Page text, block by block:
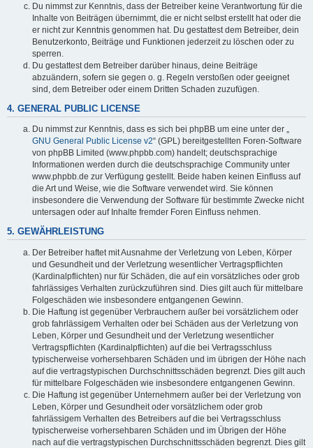
Du nimmst zur Kenntnis, dass der Betreiber keine Verantwortung für die
Inhalte von Beiträgen übernimmt, die er nicht selbst erstellt hat oder die
er nicht zur Kenntnis genommen hat. Du gestattest dem Betreiber, dein
Benutzerkonto, Beiträge und Funktionen jederzeit zu löschen oder zu
sperren.
Du gestattest dem Betreiber darüber hinaus, deine Beiträge
abzuändern, sofern sie gegen o. g. Regeln verstoßen oder geeignet
sind, dem Betreiber oder einem Dritten Schaden zuzufügen.
4. GENERAL PUBLIC LICENSE
Du nimmst zur Kenntnis, dass es sich bei phpBB um eine unter der „
GNU General Public License v2“ (GPL) bereitgestellten Foren-Software
von phpBB Limited (www.phpbb.com) handelt; deutschsprachige
Informationen werden durch die deutschsprachige Community unter
www.phpbb.de zur Verfügung gestellt. Beide haben keinen Einfluss auf
die Art und Weise, wie die Software verwendet wird. Sie können
insbesondere die Verwendung der Software für bestimmte Zwecke nicht
untersagen oder auf Inhalte fremder Foren Einfluss nehmen.
5. GEWÄHRLEISTUNG
Der Betreiber haftet mit Ausnahme der Verletzung von Leben, Körper
und Gesundheit und der Verletzung wesentlicher Vertragspflichten
(Kardinalpflichten) nur für Schäden, die auf ein vorsätzliches oder grob
fahrlässiges Verhalten zurückzuführen sind. Dies gilt auch für mittelbare
Folgeschäden wie insbesondere entgangenen Gewinn.
Die Haftung ist gegenüber Verbrauchern außer bei vorsätzlichem oder
grob fahrlässigem Verhalten oder bei Schäden aus der Verletzung von
Leben, Körper und Gesundheit und der Verletzung wesentlicher
Vertragspflichten (Kardinalpflichten) auf die bei Vertragsschluss
typischerweise vorhersehbaren Schäden und im übrigen der Höhe nach
auf die vertragstypischen Durchschnittsschäden begrenzt. Dies gilt auch
für mittelbare Folgeschäden wie insbesondere entgangenen Gewinn.
Die Haftung ist gegenüber Unternehmern außer bei der Verletzung von
Leben, Körper und Gesundheit oder vorsätzlichem oder grob
fahrlässigem Verhalten des Betreibers auf die bei Vertragsschluss
typischerweise vorhersehbaren Schäden und im Übrigen der Höhe
nach auf die vertragstypischen Durchschnittsschäden begrenzt. Dies gilt